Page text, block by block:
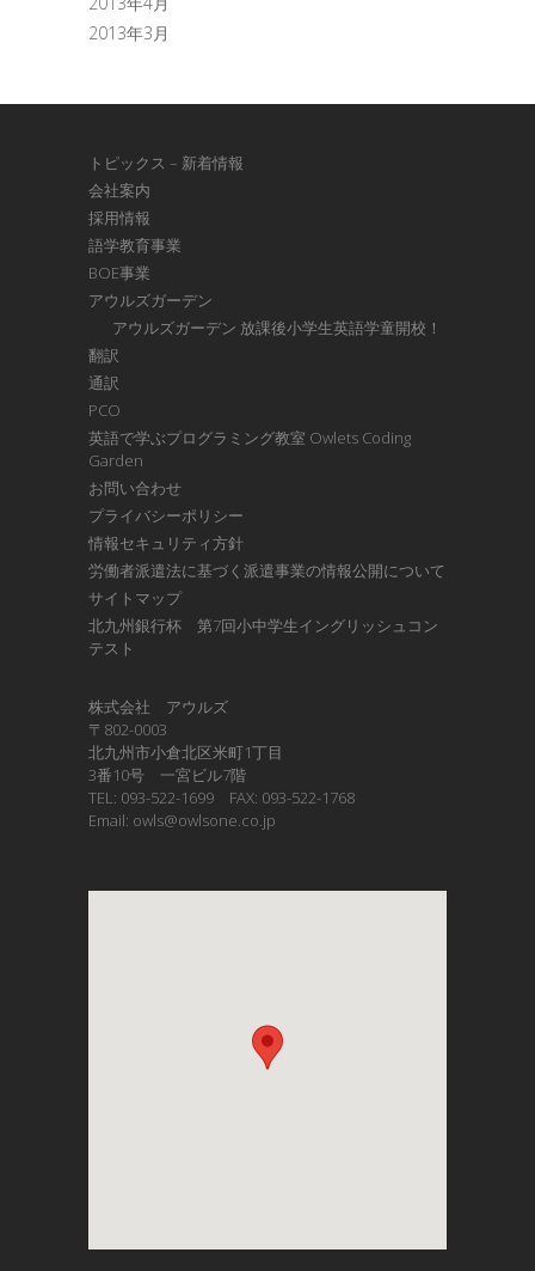
2013年3月
トピックス – 新着情報
会社案内
採用情報
語学教育事業
BOE事業
アウルズガーデン
アウルズガーデン 放課後小学生英語学童開校！
翻訳
通訳
PCO
英語で学ぶプログラミング教室 Owlets Coding
Garden
お問い合わせ
プライバシーポリシー
情報セキュリティ方針
労働者派遣法に基づく派遣事業の情報公開について
サイトマップ
北九州銀行杯 第7回小中学生イングリッシュコン
テスト
株式会社 アウルズ
〒802-0003
北九州市小倉北区米町1丁目
3番10号 一宮ビル7階
TEL: 093-522-1699 FAX: 093-522-1768
Email: owls@owlsone.co.jp